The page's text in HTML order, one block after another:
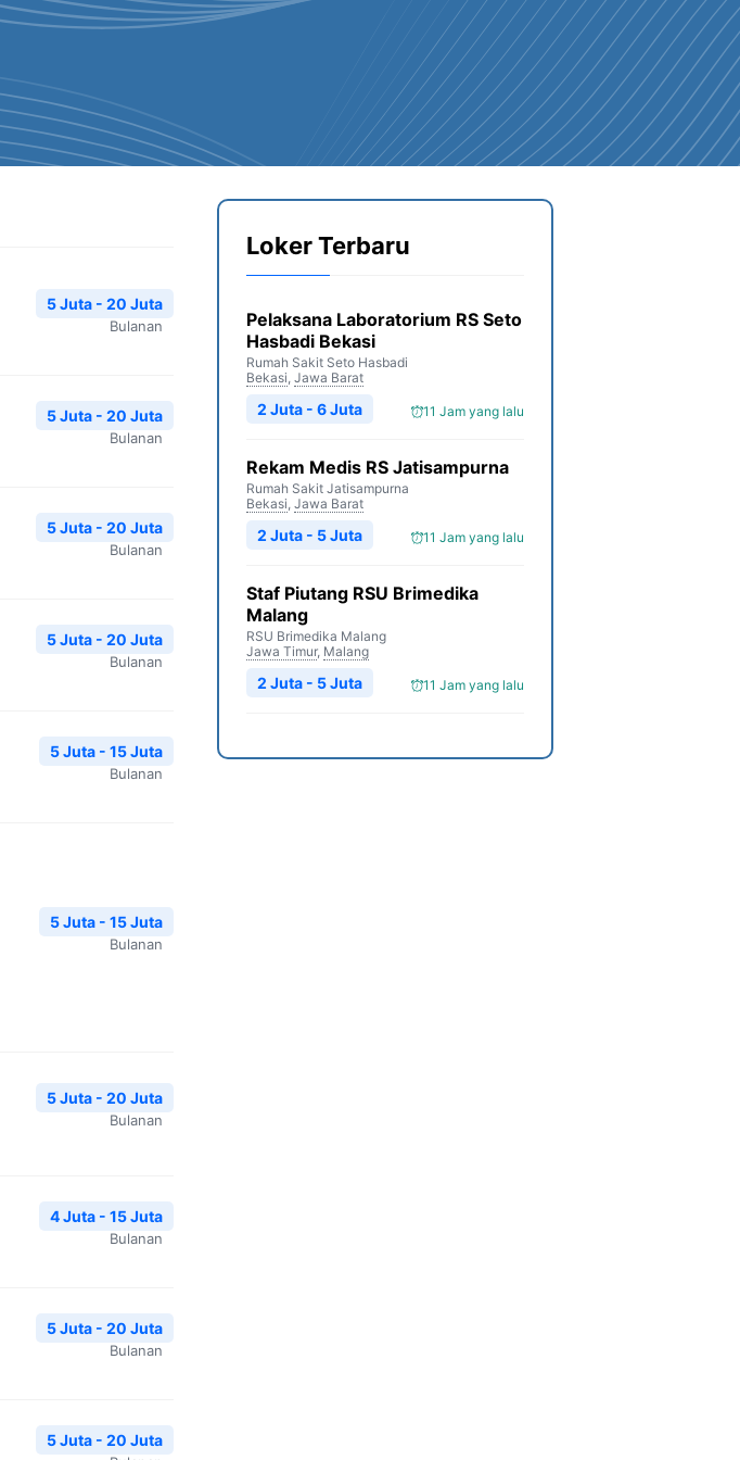
5 Juta - 20 Juta
Bulanan
5 Juta - 20 Juta
Bulanan
5 Juta - 20 Juta
Bulanan
5 Juta - 20 Juta
Bulanan
5 Juta - 15 Juta
Bulanan
5 Juta - 15 Juta
Bulanan
5 Juta - 20 Juta
Bulanan
4 Juta - 15 Juta
Bulanan
5 Juta - 20 Juta
Bulanan
5 Juta - 20 Juta
Loker Terbaru
Pelaksana Laboratorium RS Seto
Hasbadi Bekasi
Rumah Sakit Seto Hasbadi
Bekasi, Jawa Barat
11 Jam yang lalu
2 Juta - 6 Juta
Rekam Medis RS Jatisampurna
Rumah Sakit Jatisampurna
Bekasi, Jawa Barat
11 Jam yang lalu
2 Juta - 5 Juta
Staf Piutang RSU Brimedika
Malang
RSU Brimedika Malang
Jawa Timur, Malang
11 Jam yang lalu
2 Juta - 5 Juta